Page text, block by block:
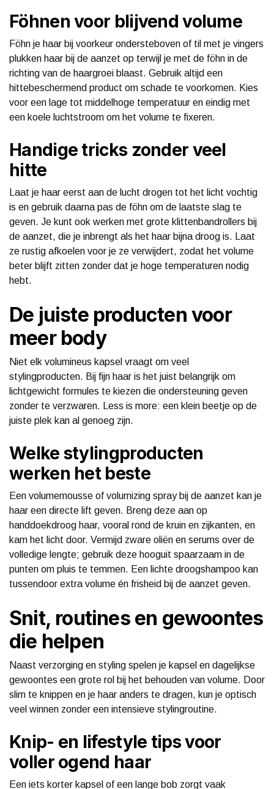
Föhnen voor blijvend volume
Föhn je haar bij voorkeur ondersteboven of til met je vingers
plukken haar bij de aanzet op terwijl je met de föhn in de
richting van de haargroei blaast. Gebruik altijd een
hittebeschermend product om schade te voorkomen. Kies
voor een lage tot middelhoge temperatuur en eindig met
een koele luchtstroom om het volume te fixeren.
Handige tricks zonder veel
hitte
Laat je haar eerst aan de lucht drogen tot het licht vochtig
is en gebruik daarna pas de föhn om de laatste slag te
geven. Je kunt ook werken met grote klittenbandrollers bij
de aanzet, die je inbrengt als het haar bijna droog is. Laat
ze rustig afkoelen voor je ze verwijdert, zodat het volume
beter blijft zitten zonder dat je hoge temperaturen nodig
hebt.
De juiste producten voor
meer body
Niet elk volumineus kapsel vraagt om veel
stylingproducten. Bij fijn haar is het juist belangrijk om
lichtgewicht formules te kiezen die ondersteuning geven
zonder te verzwaren. Less is more: een klein beetje op de
juiste plek kan al genoeg zijn.
Welke stylingproducten
werken het beste
Een volumemousse of volumizing spray bij de aanzet kan je
haar een directe lift geven. Breng deze aan op
handdoekdroog haar, vooral rond de kruin en zijkanten, en
kam het licht door. Vermijd zware oliën en serums over de
volledige lengte; gebruik deze hooguit spaarzaam in de
punten om pluis te temmen. Een lichte droogshampoo kan
tussendoor extra volume én frisheid bij de aanzet geven.
Snit, routines en gewoontes
die helpen
Naast verzorging en styling spelen je kapsel en dagelijkse
gewoontes een grote rol bij het behouden van volume. Door
slim te knippen en je haar anders te dragen, kun je optisch
veel winnen zonder een intensieve stylingroutine.
Knip- en lifestyle tips voor
voller ogend haar
Een iets korter kapsel of een lange bob zorgt vaak